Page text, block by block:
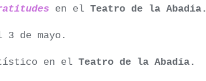
en el Teatro de la Abadía.
de mayo.
en elTeatro de la Abadía.